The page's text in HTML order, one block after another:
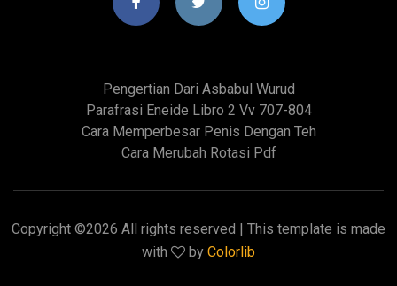
Pengertian Dari Asbabul Wurud
Parafrasi Eneide Libro 2 Vv 707-804
Cara Memperbesar Penis Dengan Teh
Cara Merubah Rotasi Pdf
Copyright ©2026 All rights reserved | This template is made
with
by Colorlib